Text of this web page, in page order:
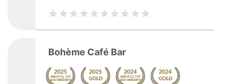
Bohème Café Bar